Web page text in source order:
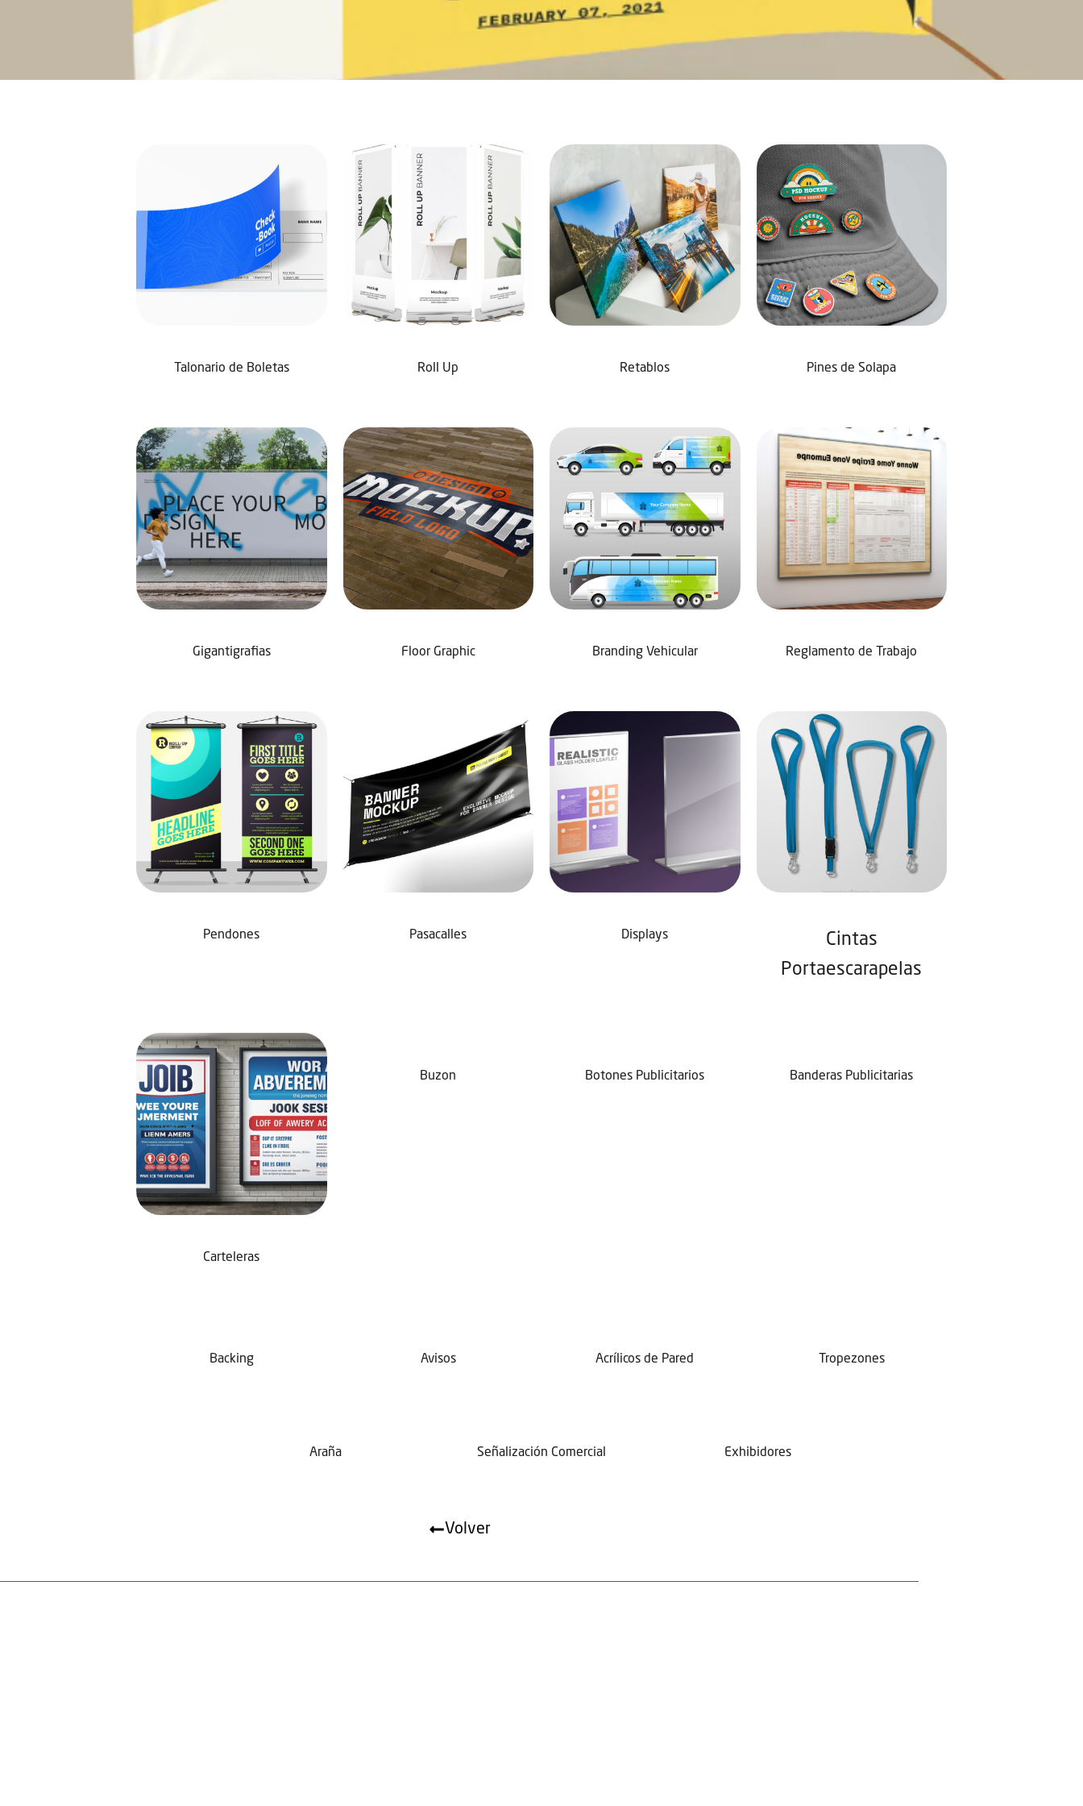
Talonario de Boletas Roll Up Retablos Pines de Solapa
Gigantigrafias Floor Graphic Branding Vehicular Reglamento de Trabajo
Pendones Pasacalles Displays
Cintas
Portaescarapelas
Carteleras
Buzon Botones Publicitarios Banderas Publicitarias
Backing Avisos Acrílicos de Pared Tropezones
Araña Señalización Comercial Exhibidores
Volver